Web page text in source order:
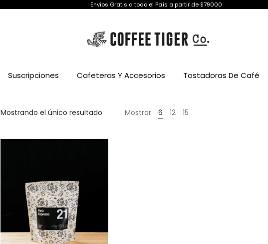
Envios Gratis a todo el País a partir de $79000
Suscripciones Cafeteras Y Accesorios Tostadoras De Café
Mostrando el único resultado Mostrar 6 12 15